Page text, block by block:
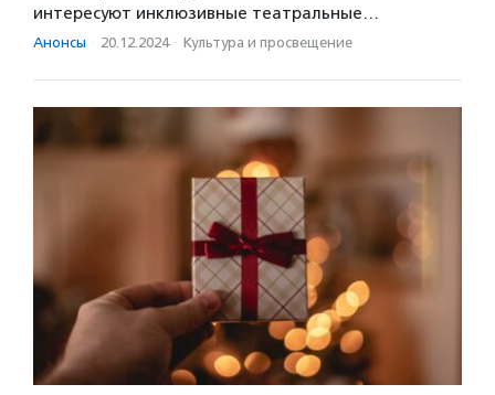
интересуют инклюзивные театральные…
Анонсы · 20.12.2024 · Культура и просвещение